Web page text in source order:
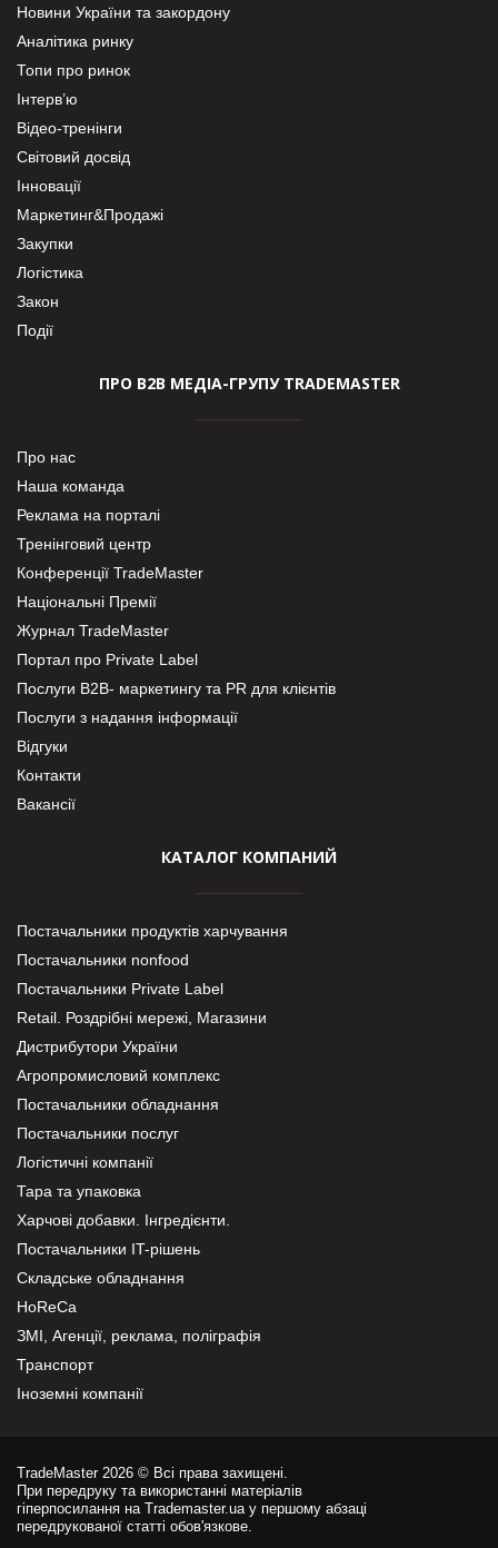
Новини України та закордону
Аналітика ринку
Топи про ринок
Інтерв’ю
Відео-тренінги
Світовий досвід
Інновації
Маркетинг&Продажі
Закупки
Логістика
Закон
Події
ПРО В2В МЕДІА-ГРУПУ TRADEMASTER
Про нас
Наша команда
Реклама на порталі
Тренінговий центр
Конференції TradeMaster
Національні Премії
Журнал TradeMaster
Портал про Private Label
Послуги В2В- маркетингу та PR для клієнтів
Послуги з надання інформації
Відгуки
Контакти
Вакансії
КАТАЛОГ КОМПАНИЙ
Постачальники продуктів харчування
Постачальники nonfood
Постачальники Private Label
Retail. Роздрібні мережі, Магазини
Дистрибутори України
Агропромисловий комплекс
Постачальники обладнання
Постачальники послуг
Логістичні компанії
Тара та упаковка
Харчові добавки. Інгредієнти.
Постачальники IT-рішень
Складське обладнання
HoReCa
ЗМІ, Агенції, реклама, поліграфія
Транспорт
Іноземні компанії
TradeMaster 2026 © Всі права захищені.
При передруку та використанні матеріалів
гіперпосилання на Trademaster.ua у першому абзаці
передрукованої статті обов'язкове.